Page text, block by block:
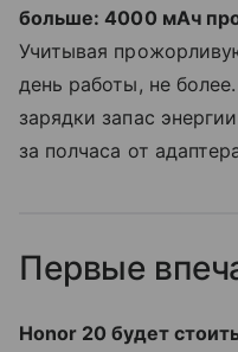
больше: 4000 мАч
Учитывая
день работы, не
зарядки запас
за полчаса от
Первые
Honor 20 будет